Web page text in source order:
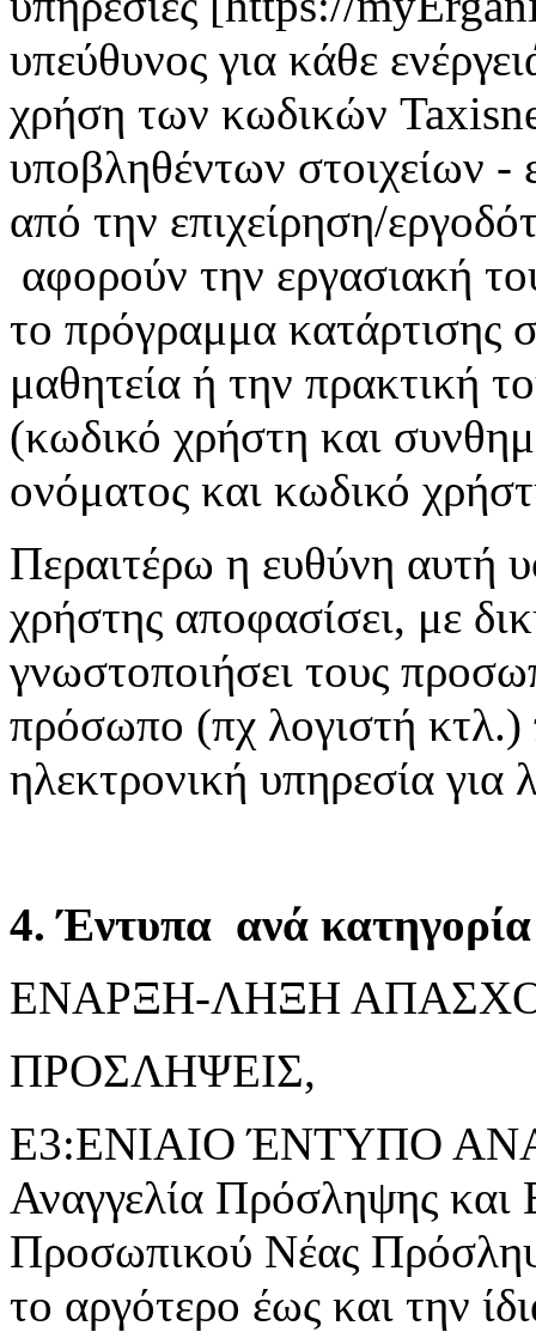
υπεύθυνος για κάθε
χρήση των κωδικών
υποβληθέντων στοιχείων -
από την επιχείρηση/
αφορούν την εργασιακή
το πρόγραμμα κατάρτισης
μαθητεία ή την πρακτική
(κωδικό χρήστη και
ονόματος και κωδικό
Περαιτέρω η ευθύνη αυτή
χρήστης αποφασίσει, με
γνωστοποιήσει τους
πρόσωπο (πχ λογιστή κτλ.)
ηλεκτρονική υπηρεσία για
4. Έντυπα ανά κατηγορία
ΕΝΑΡΞΗ-ΛΗΞΗ
ΠΡΟΣΛΗΨΕΙΣ,
Ε3:ΕΝΙΑΙΟ ΈΝΤΥΠΟ
Αναγγελία Πρόσληψης
Προσωπικού Νέας
το αργότερο έως και την